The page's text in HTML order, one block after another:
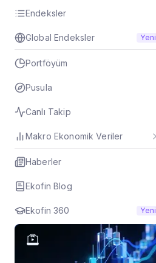
Endeksler
Global Endeksler Yeni
Portföyüm
Pusula
Canlı Takip
Makro Ekonomik Veriler
Haberler
Ekofin Blog
Ekofin 360 Yeni